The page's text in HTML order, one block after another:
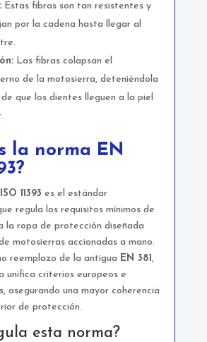
Estas fibras son tan resistentes y
por la cadena hasta llegar al
Las fibras colapsan el
de la motosierra, deteniéndola
que los dientes lleguen a la piel
la norma EN
11393 es el estándar
regula los requisitos mínimos de
la ropa de protección diseñada
motosierras accionadas a mano.
reemplazo de la antigua EN 381,
unifica criterios europeos e
asegurando una mayor coherencia
de protección.
esta norma?